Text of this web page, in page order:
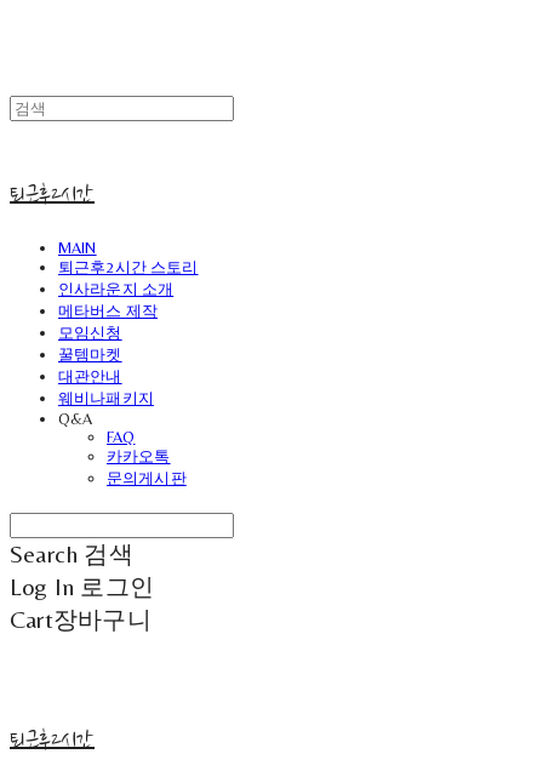
퇴근후2시간
MAIN
퇴근후2시간 스토리
인사라운지 소개
메타버스 제작
모임신청
꿀템마켓
대관안내
웨비나패키지
Q&A
FAQ
카카오톡
문의게시판
Search 검색
Log In 로그인
Cart장바구니
퇴근후2시간